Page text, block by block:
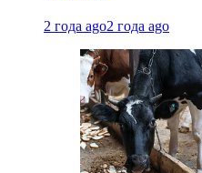
2 года ago2 года ago